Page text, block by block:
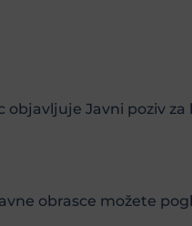
objavljuje Javni poziv
obrasce možete